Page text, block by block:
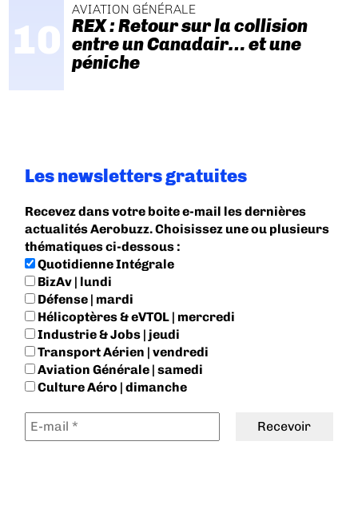
AVIATION GÉNÉRALE
REX : Retour sur la collision
entre un Canadair… et une
péniche
Les newsletters gratuites
Recevez dans votre boite e-mail les dernières
actualités Aerobuzz. Choisissez une ou plusieurs
thématiques ci-dessous :
Quotidienne Intégrale
BizAv | lundi
Défense | mardi
Hélicoptères & eVTOL | mercredi
Industrie & Jobs | jeudi
Transport Aérien | vendredi
Aviation Générale | samedi
Culture Aéro | dimanche